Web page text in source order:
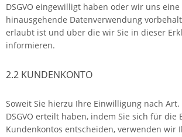
DSGVO eingewilligt haben oder wir uns
hinausgehende Datenverwendung
erlaubt ist und über die wir Sie in dieser
informieren.
2.2 KUNDENKONTO
Soweit Sie hierzu Ihre Einwilligung nach Art.
DSGVO erteilt haben, indem Sie sich für die
Kundenkontos entscheiden, verwenden wir